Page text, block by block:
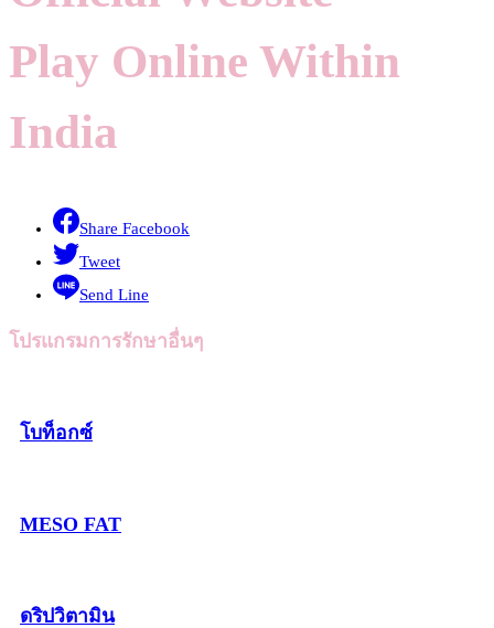
Play Online Within
India
Share Facebook
Tweet
Send Line
โปรแกรมการรักษาอื่นๆ
โบท็อกซ์
MESO FAT
ดริปวิตามิน